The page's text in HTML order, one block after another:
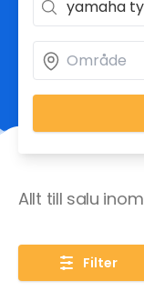
Allt till salu inom
Filter